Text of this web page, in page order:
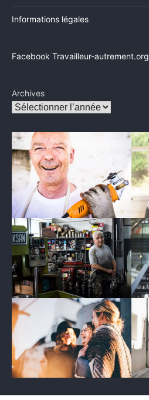
Informations légales
Facebook Travailleur-autrement.org
Archives